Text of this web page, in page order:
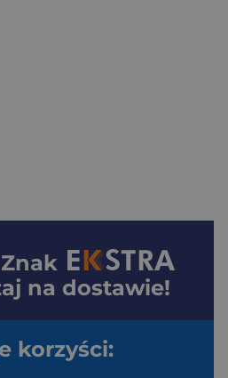
Znak
na dostawie!
korzyści: